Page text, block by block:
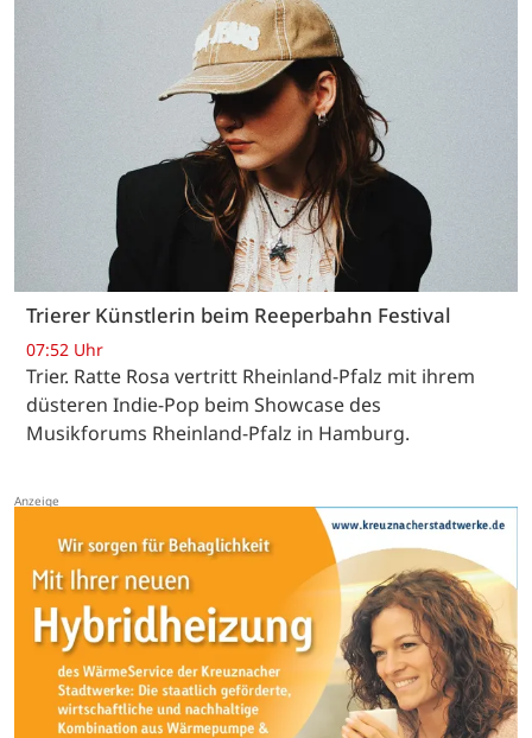
Trierer Künstlerin beim Reeperbahn Festival
07:52 Uhr
Trier. Ratte Rosa vertritt Rheinland-Pfalz mit ihrem
düsteren Indie-Pop beim Showcase des
Musikforums Rheinland-Pfalz in Hamburg.